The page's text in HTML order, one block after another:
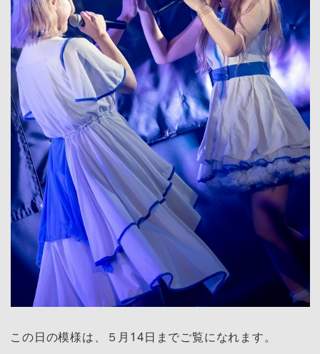
この日の模様は、５月14日までご覧になれます。